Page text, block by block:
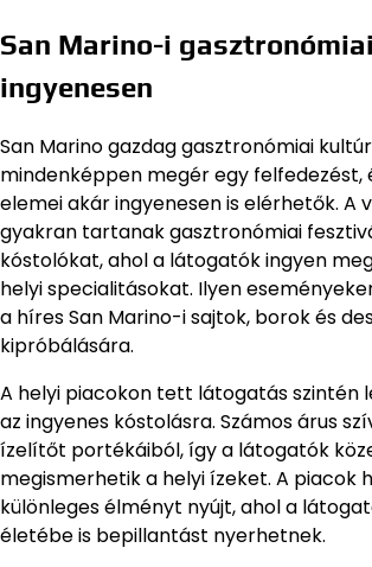
San Marino-i
ingyenesen
San Marino gazdag gasztronómiai
mindenképpen megér egy felfedezést,
elemei akár ingyenesen is elérhetők. A
gyakran tartanak gasztronómiai
kóstolókat, ahol a látogatók ingyen
helyi specialitásokat. Ilyen
a híres San Marino-i sajtok, borok és
kipróbálására.
A helyi piacokon tett látogatás szintén
az ingyenes kóstolásra. Számos árus
ízelítőt portékáiból, így a látogatók
megismerhetik a helyi ízeket. A piacok
különleges élményt nyújt, ahol a
életébe is bepillantást nyerhetnek.